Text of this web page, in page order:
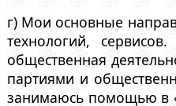
г) Мои основные
технологий,
общественная
партиями и
занимаюсь помощью в